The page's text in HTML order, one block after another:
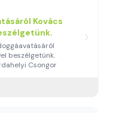
Kovács
beszélgetünk.
Csongor